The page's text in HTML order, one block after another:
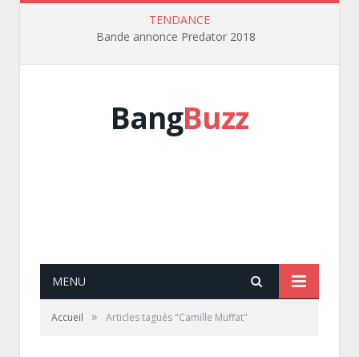
TENDANCE
Bande annonce Predator 2018
BangBuzz
MENU
Accueil » Articles tagués "Camille Muffat"